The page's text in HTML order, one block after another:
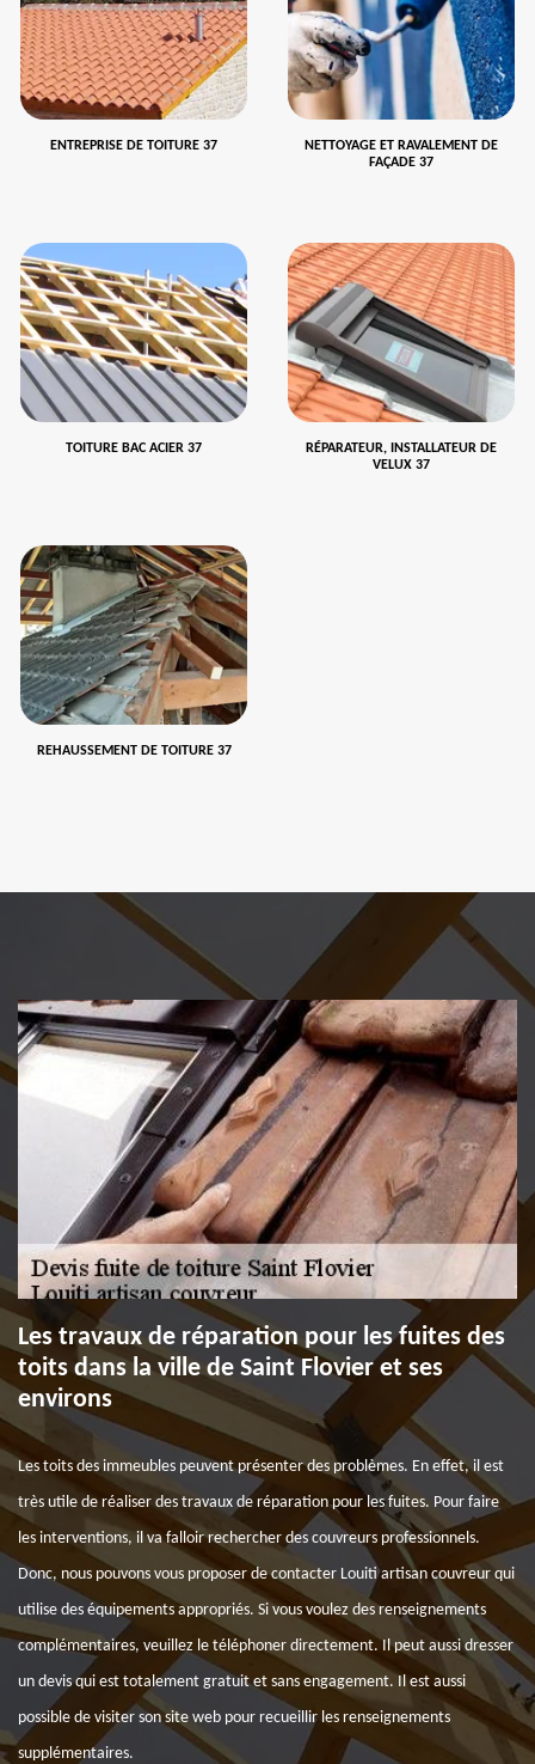
ENTREPRISE DE TOITURE 37
NETTOYAGE ET RAVALEMENT DE
FAÇADE 37
TOITURE BAC ACIER 37
RÉPARATEUR, INSTALLATEUR DE
VELUX 37
REHAUSSEMENT DE TOITURE 37
Les travaux de réparation pour les fuites des
toits dans la ville de Saint Flovier et ses
environs
Les toits des immeubles peuvent présenter des problèmes. En effet, il est
très utile de réaliser des travaux de réparation pour les fuites. Pour faire
les interventions, il va falloir rechercher des couvreurs professionnels.
Donc, nous pouvons vous proposer de contacter Louiti artisan couvreur qui
utilise des équipements appropriés. Si vous voulez des renseignements
complémentaires, veuillez le téléphoner directement. Il peut aussi dresser
un devis qui est totalement gratuit et sans engagement. Il est aussi
possible de visiter son site web pour recueillir les renseignements
supplémentaires.